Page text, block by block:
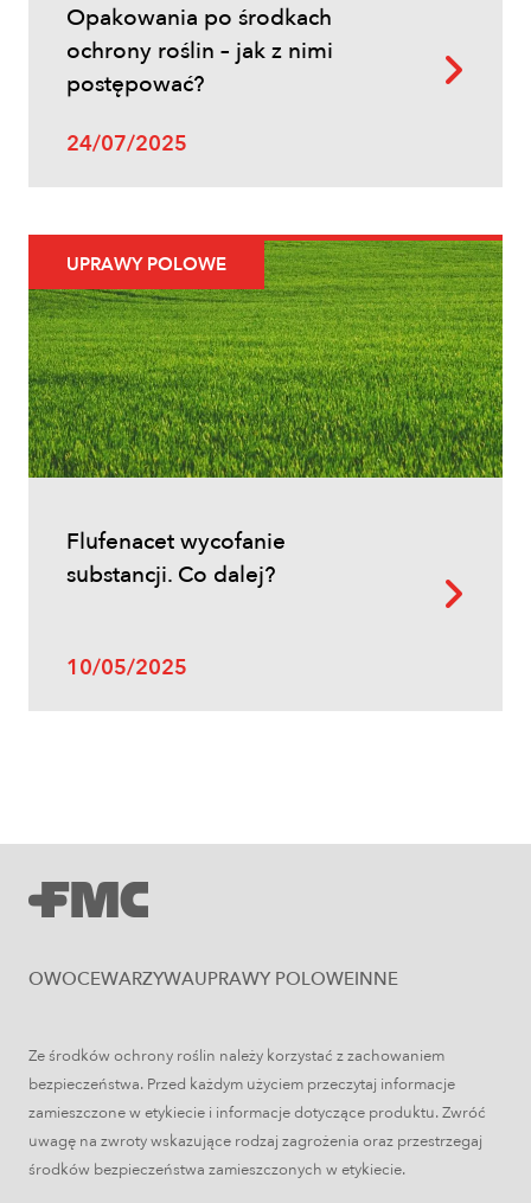
Uprawy polowe
herbicydy wybrać?
Inne
Oprysk na miotłę zbożową wiosną
Zboża jare – najważniejsze informacje
Opakowania po środkach
ochrony roślin – jak z nimi
postępować?
24/07/2025
UPRAWY POLOWE
Flufenacet wycofanie
substancji. Co dalej?
10/05/2025
OWOCEWARZYWAUPRAWY POLOWEINNE
Ze środków ochrony roślin należy korzystać z zachowaniem
bezpieczeństwa. Przed każdym użyciem przeczytaj informacje
zamieszczone w etykiecie i informacje dotyczące produktu. Zwróć
uwagę na zwroty wskazujące rodzaj zagrożenia oraz przestrzegaj
środków bezpieczeństwa zamieszczonych w etykiecie.